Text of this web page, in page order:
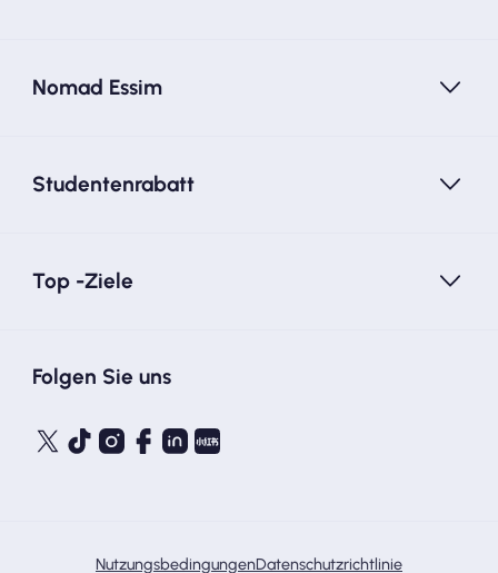
Nomad Essim
Studentenrabatt
Top -Ziele
Folgen Sie uns
NutzungsbedingungenDatenschutzrichtlinie